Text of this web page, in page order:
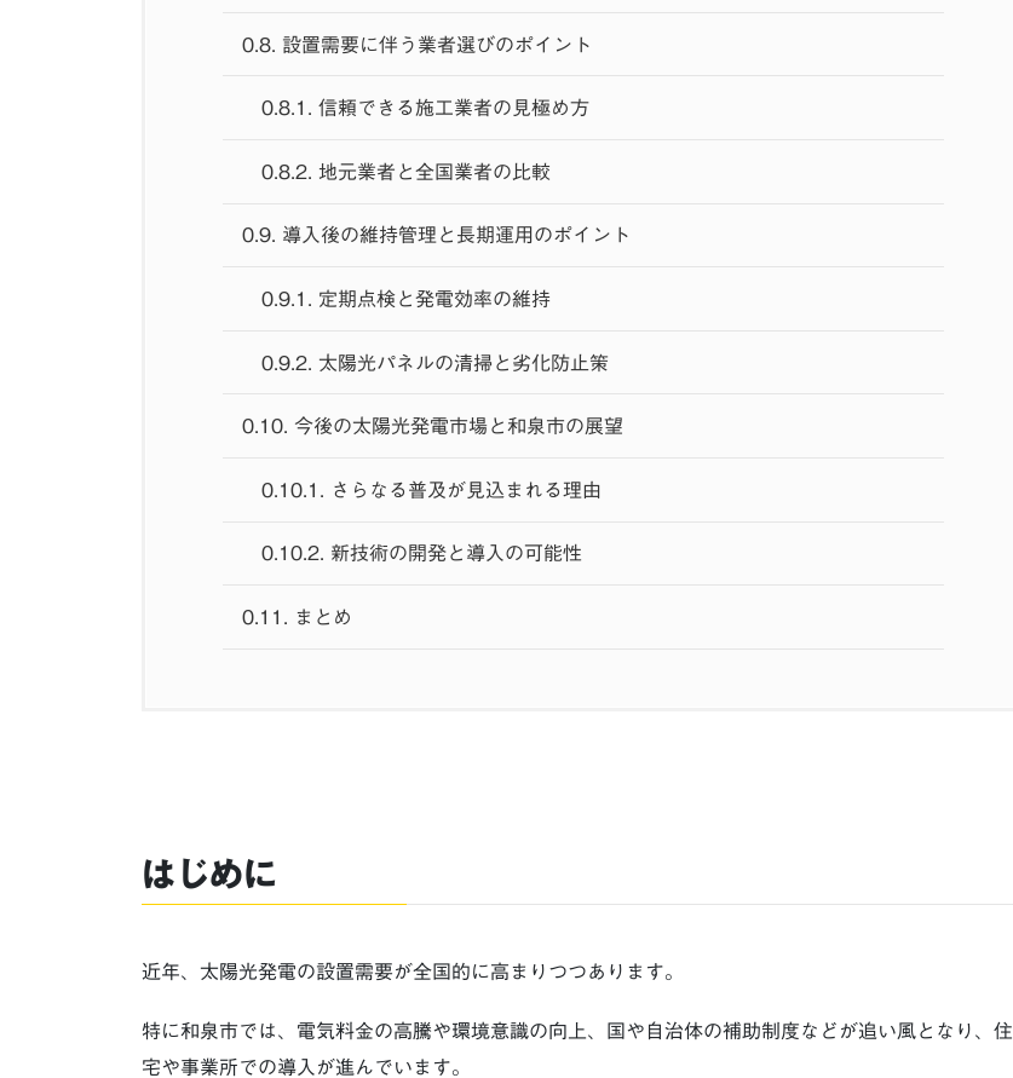
0.8. 設置需要に伴う業者選びのポイント
0.8.1. 信頼できる施工業者の見極め方
0.8.2. 地元業者と全国業者の比較
0.9. 導入後の維持管理と長期運用のポイント
0.9.1. 定期点検と発電効率の維持
0.9.2. 太陽光パネルの清掃と劣化防止策
0.10. 今後の太陽光発電市場と和泉市の展望
0.10.1. さらなる普及が見込まれる理由
0.10.2. 新技術の開発と導入の可能性
0.11. まとめ
はじめに
近年、太陽光発電の設置需要が全国的に高まりつつあります。
特に和泉市では、電気料金の高騰や環境意識の向上、国や自治体の補助制度などが追い風となり、住
宅や事業所での導入が進んでいます。